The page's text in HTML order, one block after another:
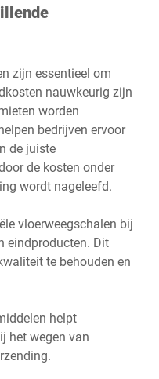
zijn essentieel om
nauwkeurig zijn
worden
bedrijven ervoor
de juiste
de kosten onder
wordt nageleefd.
vloerweegschalen bij
eindproducten. Dit
te behouden en
helpt
het wegen van